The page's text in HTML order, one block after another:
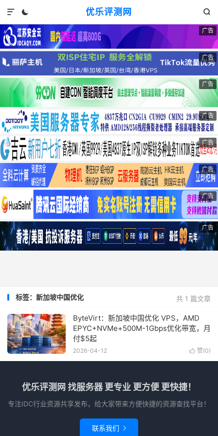
优乐评测网
 

广告
广告
广告
广告
广告
广告
广告
广告
共 1 篇文章
标签：新加坡中国优化
ByteVirt：新加坡中国优化 VPS，AMD
EPYC+NVMe+500M-1Gbps优化带宽，月
付$5起
 赞(0)
2026-04-12
优乐评测网 找服务器 更专业 更方便 更快捷！
专注IDC行业资源共享发布，给大家带来方便快捷的资源查找平台！
联系我们 